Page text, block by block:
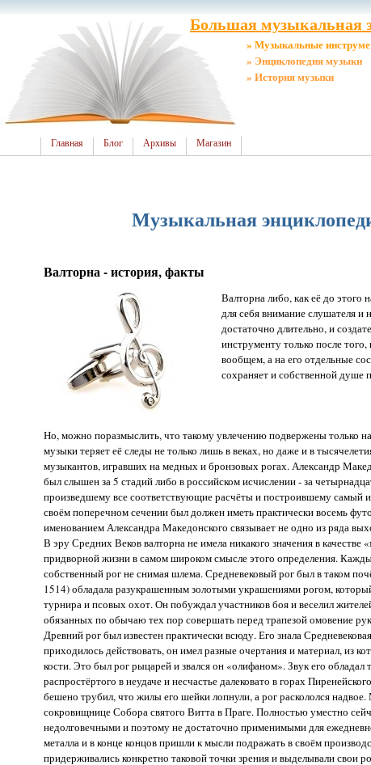
Большая музыкальная
» Музыкальные
» Энциклопедия музыки
» История музыки
Главная Блог Архивы Магазин
Музыкальная
Валторна - история, факты
Валторна либо, как её до этого
для себя внимание слушателя и
достаточно длительно, и
инструменту только после
вообщем, а на его отдельные
сохраняет и собственной душе
Но, можно поразмыслить, что такому увлечению подвержены только
музыки теряет её следы не только лишь в веках, но даже и в
музыкантов, игравших на медных и бронзовых рогах. Александр
был слышен за 5 стадий либо в российском исчислении - за
произведшему все соответствующие расчёты и построившему самый
своём поперечном сечении был должен иметь практически восемь
именованием Александра Македонского связывает не одно из ряда
В эру Средних Веков валторна не имела никакого значения в
придворной жизни в самом широком смысле этого определения.
собственный рог не снимая шлема. Средневековый рог был в таком
1514) обладала разукрашенным золотыми украшениями рогом,
турнира и псовых охот. Он побуждал участников боя и веселил
обязанных по обычаю тех пор совершать перед трапезой омовение
Древний рог был известен практически всюду. Его знала
приходилось действовать, он имел разные очертания и материал, из
кости. Это был рог рыцарей и звался он «олифаном». Звук его
распростёртого в неудаче и несчастье далековато в горах
бешено трубил, что жилы его шейки лопнули, а рог раскололся
сокровищнице Собора святого Витта в Праге. Полностью уместно
недолговечными и поэтому не достаточно применимыми для
металла и в конце концов пришли к мысли подражать в своём
придерживались конкретно таковой точки зрения и выделывали свои